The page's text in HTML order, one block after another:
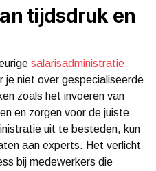
tijdsdruk en
salarisadministratie
je niet over gespecialiseerde
zoals het invoeren van
en zorgen voor de juiste
uit te besteden, kun
aan experts. Het verlicht
bij medewerkers die